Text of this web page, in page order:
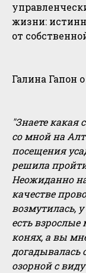
жизни:
от
Галина Гапон о
"Знаете
со мной на
посещения
решила
Неожиданно
качестве
возмутилась,
есть
конях, а вы
догадывалась
озорной с